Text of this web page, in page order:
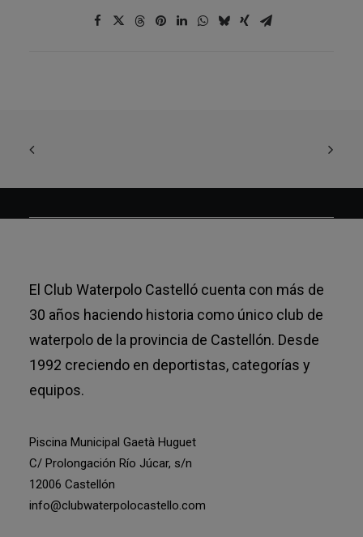
El Club Waterpolo Castelló cuenta con más de
30 años haciendo historia como único club de
waterpolo de la provincia de Castellón. Desde
1992 creciendo en deportistas, categorías y
equipos.
Piscina Municipal Gaetà Huguet
C/ Prolongación Río Júcar, s/n
12006 Castellón
info@clubwaterpolocastello.com